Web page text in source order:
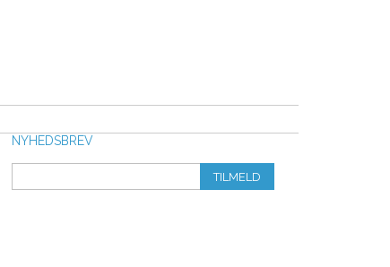
NYHEDSBREV
TILMELD